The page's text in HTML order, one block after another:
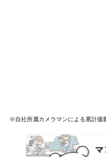
※自社所属カメラマンによる累計撮